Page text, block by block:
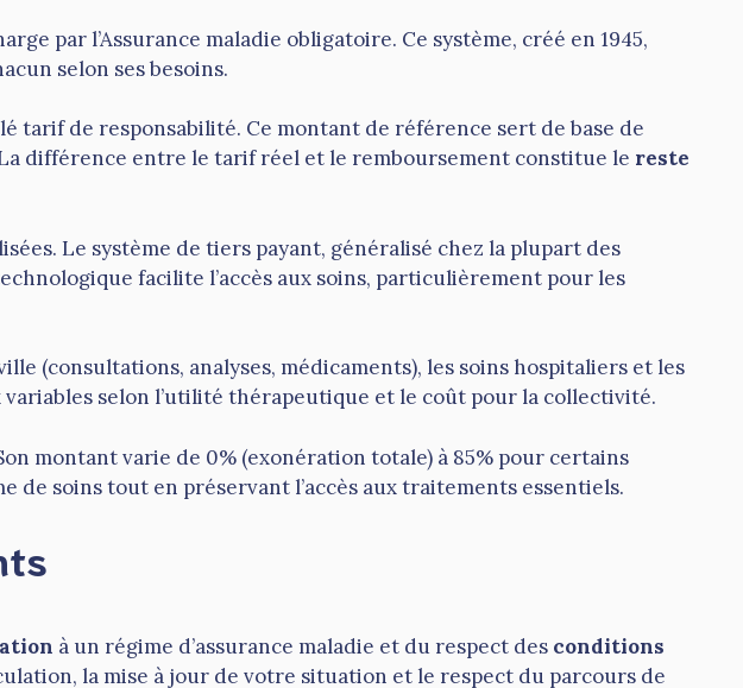
par l’Assurance maladie obligatoire. Ce système, créé en 1945,
selon ses besoins.
tarif de responsabilité. Ce montant de référence sert de base de
différence entre le tarif réel et le remboursement constitue le reste
Le système de tiers payant, généralisé chez la plupart des
facilite l’accès aux soins, particulièrement pour les
(consultations, analyses, médicaments), les soins hospitaliers et les
selon l’utilité thérapeutique et le coût pour la collectivité.
montant varie de 0% (exonération totale) à 85% pour certains
soins tout en préservant l’accès aux traitements essentiels.
à un régime d’assurance maladie et du respect des conditions
la mise à jour de votre situation et le respect du parcours de